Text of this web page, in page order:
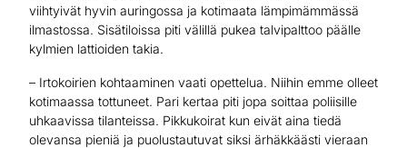
viihtyivät hyvin auringossa ja kotimaata lämpimämmässä
ilmastossa. Sisätiloissa piti välillä pukea talvipalttoo päälle
kylmien lattioiden takia.
– Irtokoirien kohtaaminen vaati opettelua. Niihin emme olleet
kotimaassa tottuneet. Pari kertaa piti jopa soittaa poliisille
uhkaavissa tilanteissa. Pikkukoirat kun eivät aina tiedä
olevansa pieniä ja puolustautuvat siksi ärhäkkäästi vieraan